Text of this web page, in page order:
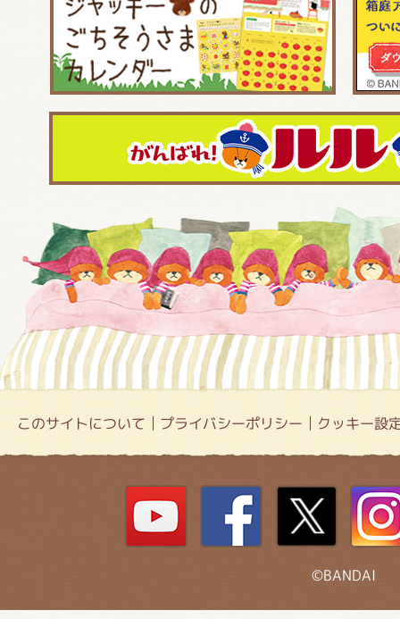
このサイトについて プライバシーポリシー クッキー設
©BANDAI